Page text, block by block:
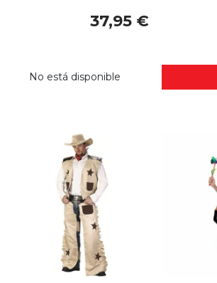
37,95 €
No está disponible